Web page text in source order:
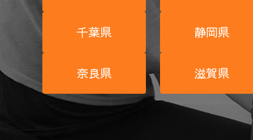
千葉県 静岡県
奈良県 滋賀県